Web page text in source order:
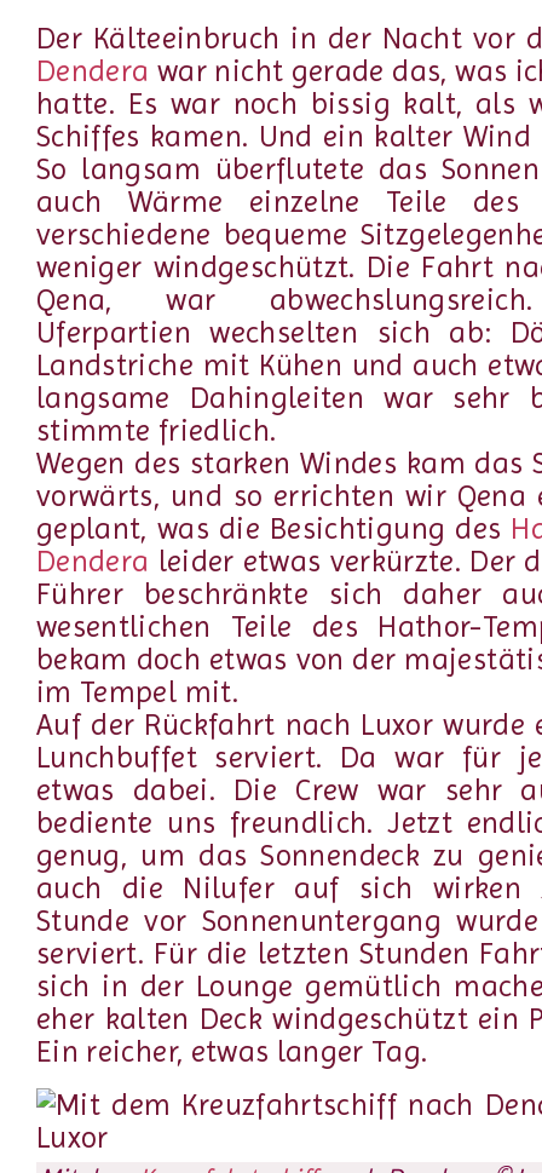
Der Kälteeinbruch in der Nacht vor
Dendera war nicht gerade das, was
hatte. Es war noch bissig kalt, als
Schiffes kamen. Und ein kalter
So langsam überflutete das
auch Wärme einzelne Teile des
verschiedene bequeme
weniger windgeschützt. Die Fahrt
Qena, war
Uferpartien wechselten sich ab:
Landstriche mit Kühen und auch
langsame Dahingleiten war sehr
stimmte friedlich.
Wegen des starken Windes kam das
vorwärts, und so errichten wir Qena
geplant, was die Besichtigung des
Dendera leider etwas verkürzte. Der
Führer beschränkte sich daher
wesentlichen Teile des Hathor-
bekam doch etwas von der
im Tempel mit.
Auf der Rückfahrt nach Luxor
Lunchbuffet serviert. Da war für
etwas dabei. Die Crew war sehr
bediente uns freundlich. Jetzt
genug, um das Sonnendeck zu
auch die Nilufer auf sich wirken
Stunde vor Sonnenuntergang
serviert. Für die letzten Stunden
sich in der Lounge gemütlich
eher kalten Deck windgeschützt ein
Ein reicher, etwas langer Tag.